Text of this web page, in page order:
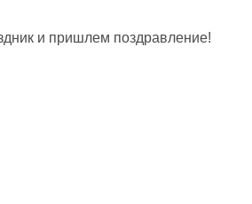
и пришлем поздравление!